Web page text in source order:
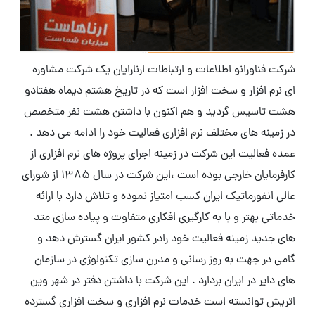
شرکت فناورانو اطلاعات و ارتباطات ارنارایان یک شرکت مشاوره
ای نرم افزار و سخت افزار است که در تاریخ هشتم دیماه هفتادو
هشت تاسیس گردید و هم اکنون با داشتن هشت نفر متخصص
در زمینه های مختلف نرم افزاری فعالیت خود را ادامه می دهد .
عمده فعالیت این شرکت در زمینه اجرای پروژه های نرم افزاری از
کارفرمایان خارجی بوده است ،این شرکت در سال 1385 از شورای
عالی انفورماتیک ایران کسب امتیاز نموده و تلاش دارد با ارائه
خدماتی بهتر و با به کارگیری افکاری متفاوت و پیاده سازی متد
های جدید زمینه فعالیت خود رادر کشور ایران گسترش دهد و
گامی در جهت به روز رسانی و مدرن سازی تکنولوژی در سازمان
های دایر در ایران بردارد . این شرکت با داشتن دفتر در شهر وین
اتریش توانسته است خدمات نرم افزاری و سخت افزاری گسترده